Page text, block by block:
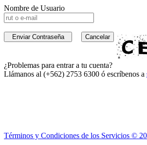
Nombre de Usuario
¿Problemas para entrar a tu cuenta?
Llámanos al (+562) 2753 6300 ó escríbenos a
Términos y Condiciones de los Servicios ©